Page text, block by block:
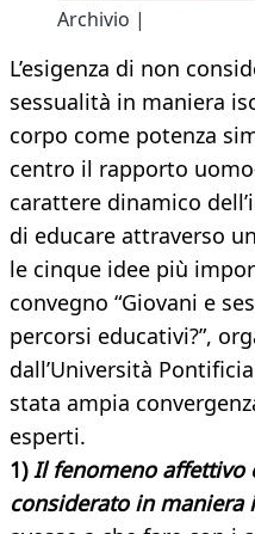
Archivio |
L’esigenza di non
sessualità in maniera
corpo come potenza
centro il rapporto
carattere dinamico
di educare attraverso
le cinque idee più
convegno “Giovani e
percorsi educativi?”,
dall’Università
stata ampia
esperti.
1)Il fenomeno affettivo
considerato in maniera